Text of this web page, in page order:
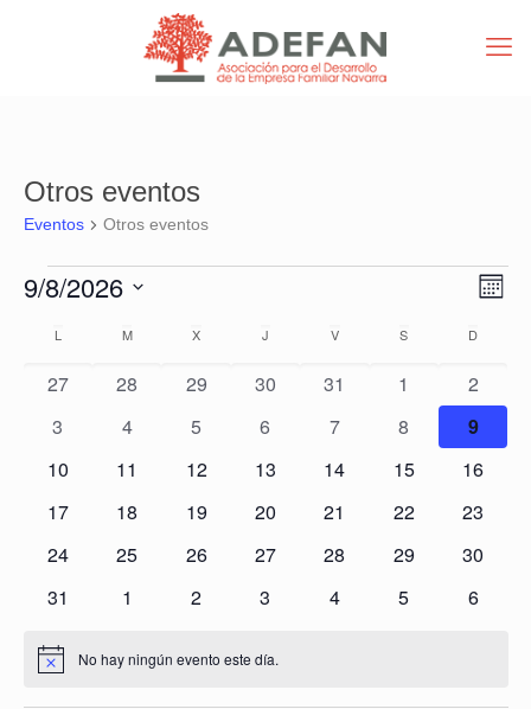
Otros eventos
Eventos Otros eventos
Eventos
de
Mes
9/8/2026
Calendario
Eventos
L MMARTES X MIÉRCOLES
J VVIERNES S D
0
27
0
28
0
29
0
30
0
31
0
eventos
1
0
2
0
3
0
4
0
5
0
6
0
7
0
eventos
8
0
9
0
10
0
11
0
12
0
13
0
14
0
15
0
16
0
17
0
18
0
19
0
20
0
21
0
22
0
23
0
24
0
25
0
26
0
27
0
28
0
29
0
30
0
31
0
1
0
2
0
3
0
4
0
5
0
6
Aviso No hay ningún evento este día.